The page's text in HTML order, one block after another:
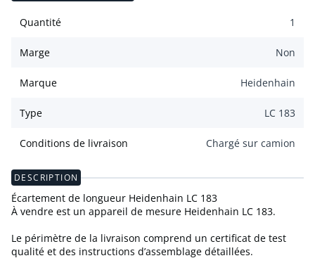
Quantité 1
Marge Non
Marque Heidenhain
Type LC 183
Conditions de livraison Chargé sur camion
DESCRIPTION
Écartement de longueur Heidenhain LC 183
À vendre est un appareil de mesure Heidenhain LC 183.
Le périmètre de la livraison comprend un certificat de test
qualité et des instructions d’assemblage détaillées.